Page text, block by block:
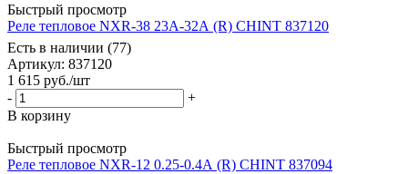
Быстрый просмотр
Реле тепловое NXR-38 23А-32А (R) CHINT 837120
Есть в наличии (77)
Артикул: 837120
1 615 руб./шт
-
+
В корзину
Быстрый просмотр
Реле тепловое NXR-12 0.25-0.4А (R) CHINT 837094